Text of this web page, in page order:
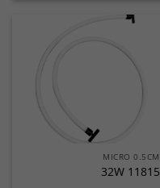
MICRO 0.5CM
11815 32W